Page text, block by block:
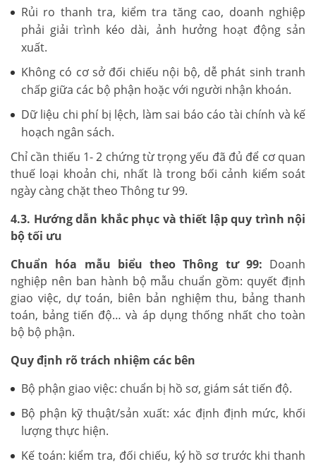
Rủi ro thanh tra, kiểm tra tăng cao, doanh nghiệp
phải giải trình kéo dài, ảnh hưởng hoạt động sản
xuất.
Không có cơ sở đối chiếu nội bộ, dễ phát sinh tranh
chấp giữa các bộ phận hoặc với người nhận khoán.
Dữ liệu chi phí bị lệch, làm sai báo cáo tài chính và kế
hoạch ngân sách.
Chỉ cần thiếu 1- 2 chứng từ trọng yếu đã đủ để cơ quan
thuế loại khoản chi, nhất là trong bối cảnh kiểm soát
ngày càng chặt theo Thông tư 99.
4.3. Hướng dẫn khắc phục và thiết lập quy trình nội
bộ tối ưu
Chuẩn hóa mẫu biểu theo Thông tư 99: Doanh
nghiệp nên ban hành bộ mẫu chuẩn gồm: quyết định
giao việc, dự toán, biên bản nghiệm thu, bảng thanh
toán, bảng tiến độ… và áp dụng thống nhất cho toàn
bộ bộ phận.
Quy định rõ trách nhiệm các bên
Bộ phận giao việc: chuẩn bị hồ sơ, giám sát tiến độ.
Bộ phận kỹ thuật/sản xuất: xác định định mức, khối
lượng thực hiện.
Kế toán: kiểm tra, đối chiếu, ký hồ sơ trước khi thanh